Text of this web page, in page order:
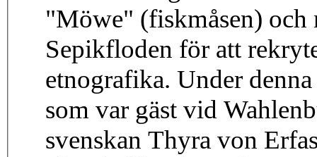
"Möwe" (fiskmåsen) och
Sepikfloden för att
etnografika. Under
som var gäst vid
svenskan Thyra von